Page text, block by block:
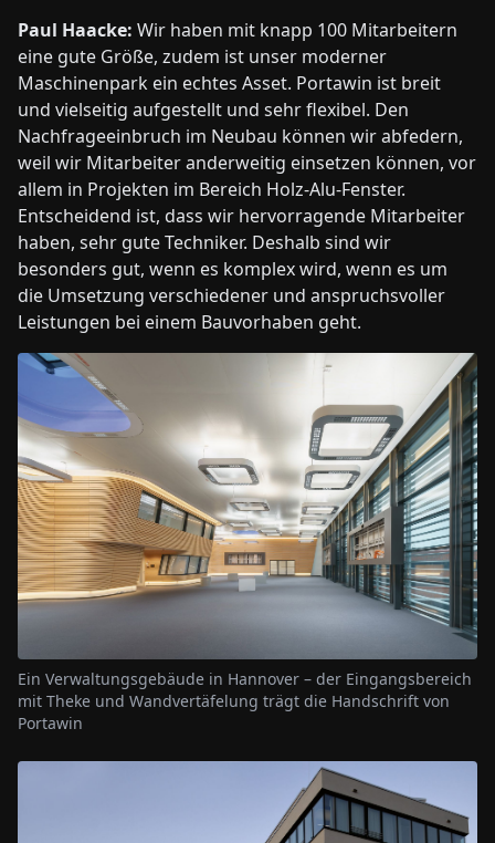
Paul Haacke: Wir haben mit knapp 100 Mitarbeitern
eine gute Größe, zudem ist unser moderner
Maschinenpark ein echtes Asset. Portawin ist breit
und vielseitig aufgestellt und sehr flexibel. Den
Nachfrageeinbruch im Neubau können wir abfedern,
weil wir Mitarbeiter anderweitig einsetzen können, vor
allem in Projekten im Bereich Holz-Alu-Fenster.
Entscheidend ist, dass wir hervorragende Mitarbeiter
haben, sehr gute Techniker. Deshalb sind wir
besonders gut, wenn es komplex wird, wenn es um
die Umsetzung verschiedener und anspruchsvoller
Leistungen bei einem Bauvorhaben geht.
Ein Verwaltungsgebäude in Hannover – der Eingangsbereich
mit Theke und Wandvertäfelung trägt die Handschrift von
Portawin